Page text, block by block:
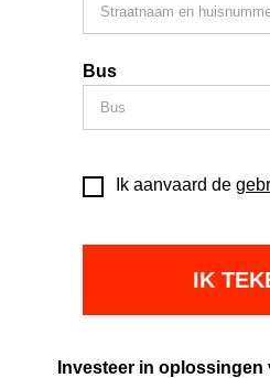
Bus
Ik aanvaard de
Investeer in oplossingen